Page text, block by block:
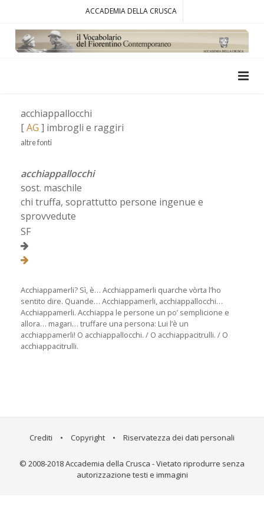
ACCADEMIA DELLA CRUSCA
acchiappallocchi
[AG ] imbrogli e raggiri
altre fonti
acchiappallocchi
sost. maschile
chi truffa, soprattutto persone ingenue e
sprovvedute
SF
Acchiappamerli? Sì, è… Acchiappamerli quarche vòrta l’ho
sentito dire. Quande… Acchiappamerli, acchiappallocchi…
Acchiappamerli. Acchiappa le persone un po’ semplicione e
allora… magari… truffare una persona: Lui l’è un
acchiappamerli! O acchiappallocchi. / O acchiappacitrulli. / O
acchiappacitrulli.
Crediti • Copyright • Riservatezza dei dati personali
© 2008-2018 Accademia della Crusca - Vietato riprodurre senza
autorizzazione testi e immagini